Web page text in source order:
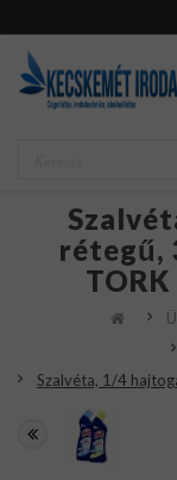
rétegű,
Szalvéta, 1/4